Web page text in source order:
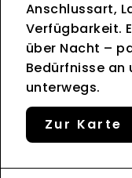
Anschlussart,
Verfügbarkeit.
über Nacht –
Bedürfnisse an
unterwegs.
Zur Karte